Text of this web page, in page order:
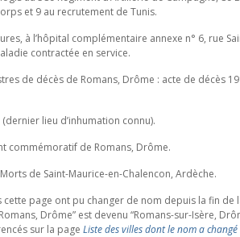
et 9 au recrutement de Tunis.
à l’hôpital complémentaire annexe n° 6, rue
contractée en service.
de décès de Romans, Drôme : acte de décès
lieu d’inhumation connu).
commémoratif de Romans, Drôme.
de Saint-Maurice-en-Chalencon, Ardèche.
cette page ont pu changer de nom depuis la fin de
Drôme” est devenu “Romans-sur-Isère,
sur la page Liste des villes dont le nom a